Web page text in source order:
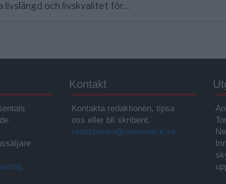
och livskvalitet för...
.
Kontakt
Kontakta redaktionen, tipsa
oss eller bli skribent.
redaktionen@newsvoice.se